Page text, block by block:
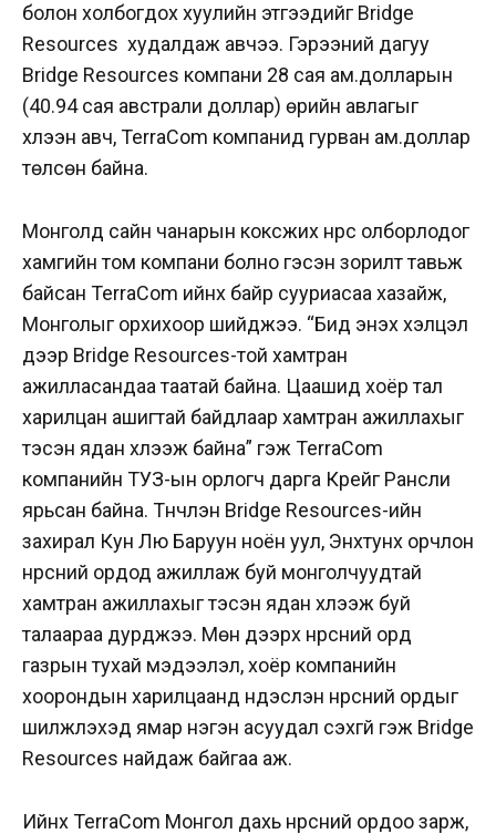
болон холбогдох хуулийн этгээдийг Bridge
Resources худалдаж авчээ. Гэрээний дагуу
Bridge Resources компани 28 сая ам.долларын
(40.94 сая австрали доллар) өрийн авлагыг
хүлээн авч, TerraCom компанид гурван ам.доллар
төлсөн байна.
Монголд сайн чанарын коксжих нүүрс олборлодог
хамгийн том компани болно гэсэн зорилт тавьж
байсан TerraCom ийнхүү байр сууриасаа хазайж,
Монголыг орхихоор шийджээ. “Бид энэхүү хэлцэл
дээр Bridge Resources-той хамтран
ажилласандаа таатай байна. Цаашид хоёр тал
харилцан ашигтай байдлаар хамтран ажиллахыг
тэсэн ядан хүлээж байна” гэж TerraCom
компанийн ТУЗ-ын орлогч дарга Крейг Рансли
ярьсан байна. Түүнчлэн Bridge Resources-ийн
захирал Кун Лю Баруун ноён уул, Энхтунх орчлон
нүүрсний ордод ажиллаж буй монголчуудтай
хамтран ажиллахыг тэсэн ядан хүлээж буй
талаараа дурджээ. Мөн дээрх нүүрсний орд
газрын тухай мэдээлэл, хоёр компанийн
хоорондын харилцаанд үндэслэн нүүрсний ордыг
шилжүүлэхэд ямар нэгэн асуудал үүсэхгүй гэж Bridge
Resources найдаж байгаа аж.
Ийнхүү TerraCom Монгол дахь нүүрсний ордоо зарж,